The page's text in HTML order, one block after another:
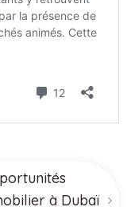
à Dubaï